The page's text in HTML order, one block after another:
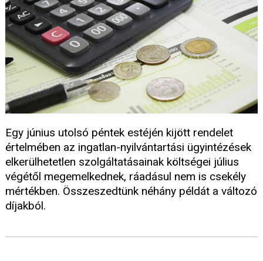
Egy június utolsó péntek estéjén kijött rendelet
értelmében az ingatlan-nyilvántartási ügyintézések
elkerülhetetlen szolgáltatásainak költségei július
végétől megemelkednek, ráadásul nem is csekély
mértékben. Összeszedtünk néhány példát a változó
díjakból.